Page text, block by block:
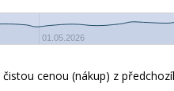
01.05.2026
cenou (nákup) z